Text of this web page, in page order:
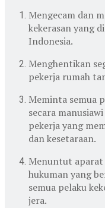
Mengecam dan
kekerasan yang
Indonesia.
Menghentikan
pekerja rumah
Meminta semua
secara
pekerja yang
dan kesetaraan.
Menuntut aparat
hukuman yang
semua pelaku
jera.